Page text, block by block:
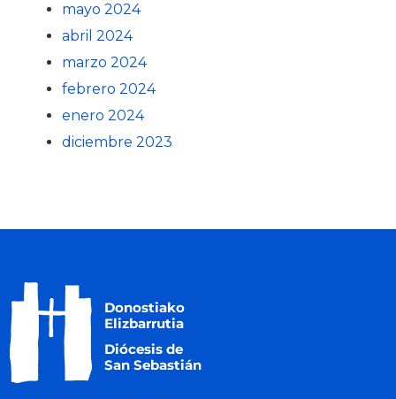
mayo 2024
abril 2024
marzo 2024
febrero 2024
enero 2024
diciembre 2023